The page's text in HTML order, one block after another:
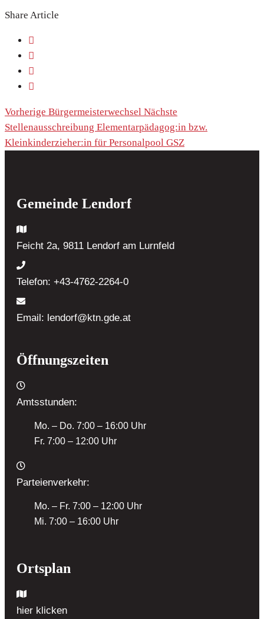
Share Article
Vorherige Bürgermeisterwechsel Nächste
Stellenausschreibung Elementarpädagog:in bzw.
Kleinkinderzieher:in für Personalpool GSZ
Gemeinde Lendorf
Feicht 2a, 9811 Lendorf am Lurnfeld
Telefon: +43-4762-2264-0
Email: lendorf@ktn.gde.at
Öffnungszeiten
Amtsstunden:
Mo. – Do. 7:00 – 16:00 Uhr
Fr. 7:00 – 12:00 Uhr
Parteienverkehr:
Mo. – Fr. 7:00 – 12:00 Uhr
Mi. 7:00 – 16:00 Uhr
Ortsplan
hier klicken